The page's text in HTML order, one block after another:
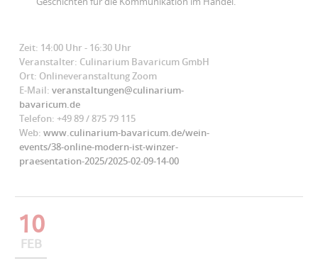
Zeit: 14:00 Uhr - 16:30 Uhr
Veranstalter: Culinarium Bavaricum GmbH
Ort: Onlineveranstaltung Zoom
E-Mail: veranstaltungen@culinarium-
bavaricum.de
Telefon: +49 89 / 875 79 115
Web: www.culinarium-bavaricum.de/wein-
events/38-online-modern-ist-winzer-
praesentation-2025/2025-02-09-14-00
10
FEB